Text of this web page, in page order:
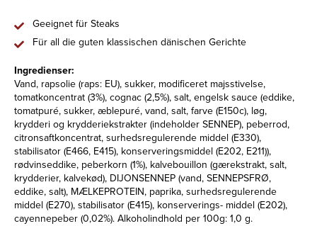
Geeignet für Steaks
Für all die guten klassischen dänischen Gerichte
Ingredienser:
Vand, rapsolie (raps: EU), sukker, modificeret majsstivelse,
tomatkoncentrat (3%), cognac (2,5%), salt, engelsk sauce (eddike,
tomatpuré, sukker, æblepuré, vand, salt, farve (E150c), løg,
krydderi og krydderiekstrakter (indeholder SENNEP), peberrod,
citronsaftkoncentrat, surhedsregulerende middel (E330),
stabilisator (E466, E415), konserveringsmiddel (E202, E211)),
rødvinseddike, peberkorn (1%), kalvebouillon (gærekstrakt, salt,
krydderier, kalvekød), DIJONSENNEP (vand, SENNEPSFRØ,
eddike, salt), MÆLKEPROTEIN, paprika, surhedsregulerende
middel (E270), stabilisator (E415), konserverings- middel (E202),
cayennepeber (0,02%). Alkoholindhold per 100g: 1,0 g.